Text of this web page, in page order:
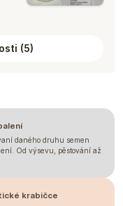
(5)
daného druhu semen
Od výsevu, pěstování až
krabičce